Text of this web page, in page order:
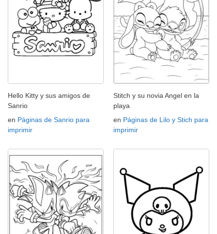
Hello Kitty y sus amigos de
Sanrio
en Páginas de Sanrio para
imprimir
Stitch y su novia Angel en la
playa
en Páginas de Lilo y Stich para
imprimir